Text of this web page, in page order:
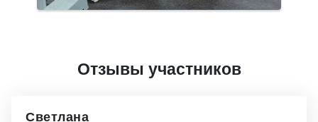
Отзывы участников
Светлана